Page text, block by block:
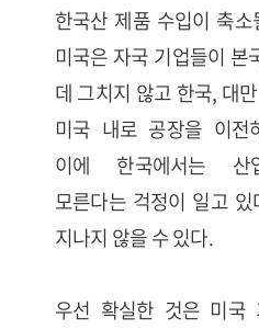
한국산 제품 수입이 축
미국은 자국 기업들이 본
데 그치지 않고 한국, 대
미국 내로 공장을 이전
이에 한국에서는 산
모른다는 걱정이 일고
지나지 않을 수 있다.
우선 확실한 것은 미국